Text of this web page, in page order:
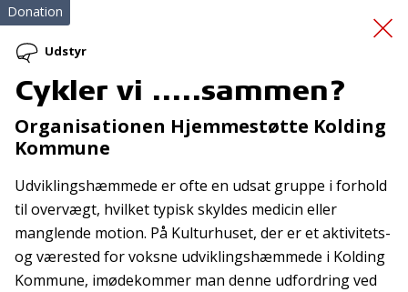
Seminar for unge
Donation
Udstyr
Cykler vi .....sammen?
Organisationen Hjemmestøtte Kolding
Kommune
Udviklingshæmmede er ofte en udsat gruppe i forhold
til overvægt, hvilket typisk skyldes medicin eller
manglende motion. På Kulturhuset, der er et aktivitets-
og værested for voksne udviklingshæmmede i Kolding
Kommune, imødekommer man denne udfordring ved